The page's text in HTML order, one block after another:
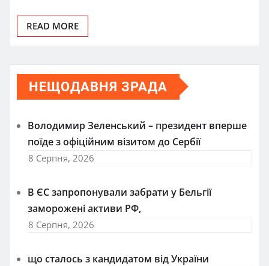
READ MORE
НЕЩОДАВНЯ ЗРАДА
Володимир Зеленський – президент вперше
поїде з офіційним візитом до Сербії
8 Серпня, 2026
В ЄС запропонували забрати у Бельгії
заморожені активи РФ,
8 Серпня, 2026
що сталось з кандидатом від України